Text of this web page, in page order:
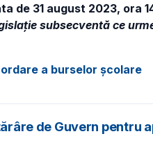
de 31 august 2023, ora
subsecventă ce
a burselor școlare
de Guvern